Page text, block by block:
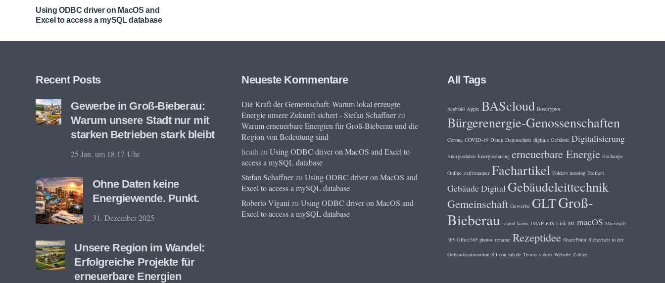
Using ODBC driver on MacOS and
Excel to access a mySQL database
Recent Posts
Gewerbe in Groß-Bieberau:
Warum unsere Stadt nur mit
starken Betrieben stark bleibt
25 Jan. um 18:17 Uhr
Ohne Daten keine
Energiewende. Punkt.
31. Dezember 2025
Unsere Region im Wandel:
Erfolgreiche Projekte für
erneuerbare Energien
Neueste Kommentare
Die Kraft der Gemeinschaft: Warum lokal erzeugte
Energie unsere Zukunft sichert - Stefan Schaffnerzu
Warum erneuerbare Energien für Groß-Bieberau und die
Region von Bedeutung sind
heath zu Using ODBC driver on MacOS and Excel to
access a mySQL database
Stefan Schaffnerzu Using ODBC driver on MacOS and
Excel to access a mySQL database
Roberto Vigani zu Using ODBC driver on MacOS and
Excel to access a mySQL database
All Tags
Android Apple BAScloud Boxcryptor
Bürgerenergie-Genossenschaften
Corona COVID-19 Daten Datenschutz digitale Gebäude Digitalisierung
Energiedaten Energiesharing erneuerbare Energie Exchange
Online exifrenamer Fachartikel Folders missing Freiheit
Gebäude Digital Gebäudeleittechnik
Gemeinschaft Gewerbe GLTGroß-
Bieberau icloud Icons IMAP iOS Link M1 macOS Microsoft
365 Office365 photos rename Rezeptidee SharePoint Sicherheit in der
Gebäudeautomation Silicon tab.de Teams videos Website Zähler